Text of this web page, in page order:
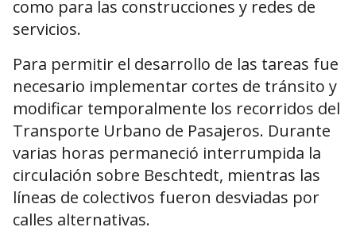
como para las construcciones y redes de
servicios.
Para permitir el desarrollo de las tareas fue
necesario implementar cortes de tránsito y
modificar temporalmente los recorridos del
Transporte Urbano de Pasajeros. Durante
varias horas permaneció interrumpida la
circulación sobre Beschtedt, mientras las
líneas de colectivos fueron desviadas por
calles alternativas.